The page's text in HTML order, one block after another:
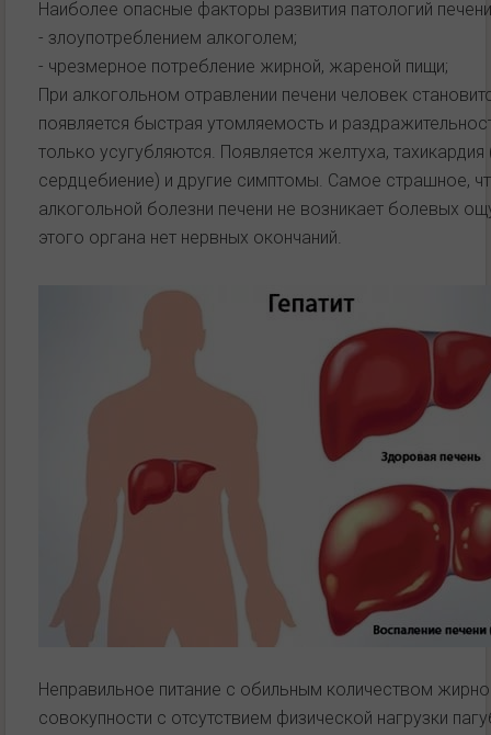
Наиболее опасные факторы развития патологий
- злоупотреблением алкоголем;
- чрезмерное потребление жирной, жареной пищи;
При алкогольном отравлении печени человек
появляется быстрая утомляемость и
только усугубляются. Появляется желтуха,
сердцебиение) и другие симптомы. Самое страшное,
алкогольной болезни печени не возникает болевых
этого органа нет нервных окончаний.
Неправильное питание с обильным количеством
совокупности с отсутствием физической нагрузки